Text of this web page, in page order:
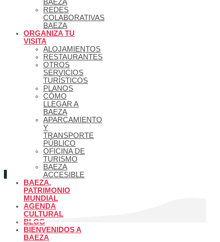
BAEZA
REDES
COLABORATIVAS
BAEZA
ORGANIZA TU
VISITA
ALOJAMIENTOS
RESTAURANTES
OTROS
SERVICIOS
TURÍSTICOS
PLANOS
CÓMO
LLEGAR A
BAEZA
APARCAMIENTO
Y
TRANSPORTE
PÚBLICO
OFICINA DE
TURISMO
BAEZA
ACCESIBLE
BAEZA,
PATRIMONIO
MUNDIAL
AGENDA
CULTURAL
BLOG
BIENVENIDOS A
BAEZA